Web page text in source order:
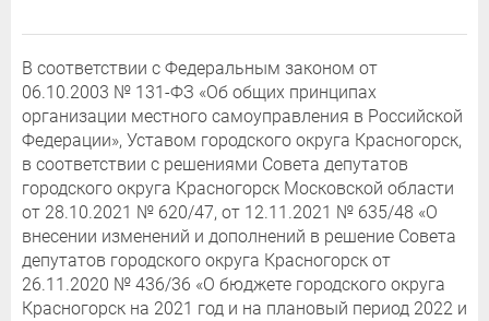
В соответствии с Федеральным законом от
06.10.2003 № 131-ФЗ «Об общих принципах
организации местного самоуправления в Российской
Федерации», Уставом городского округа Красногорск,
в соответствии с решениями Совета депутатов
городского округа Красногорск Московской области
от 28.10.2021 № 620/47, от 12.11.2021 № 635/48 «О
внесении изменений и дополнений в решение Совета
депутатов городского округа Красногорск от
26.11.2020 № 436/36 «О бюджете городского округа
Красногорск на 2021 год и на плановый период 2022 и